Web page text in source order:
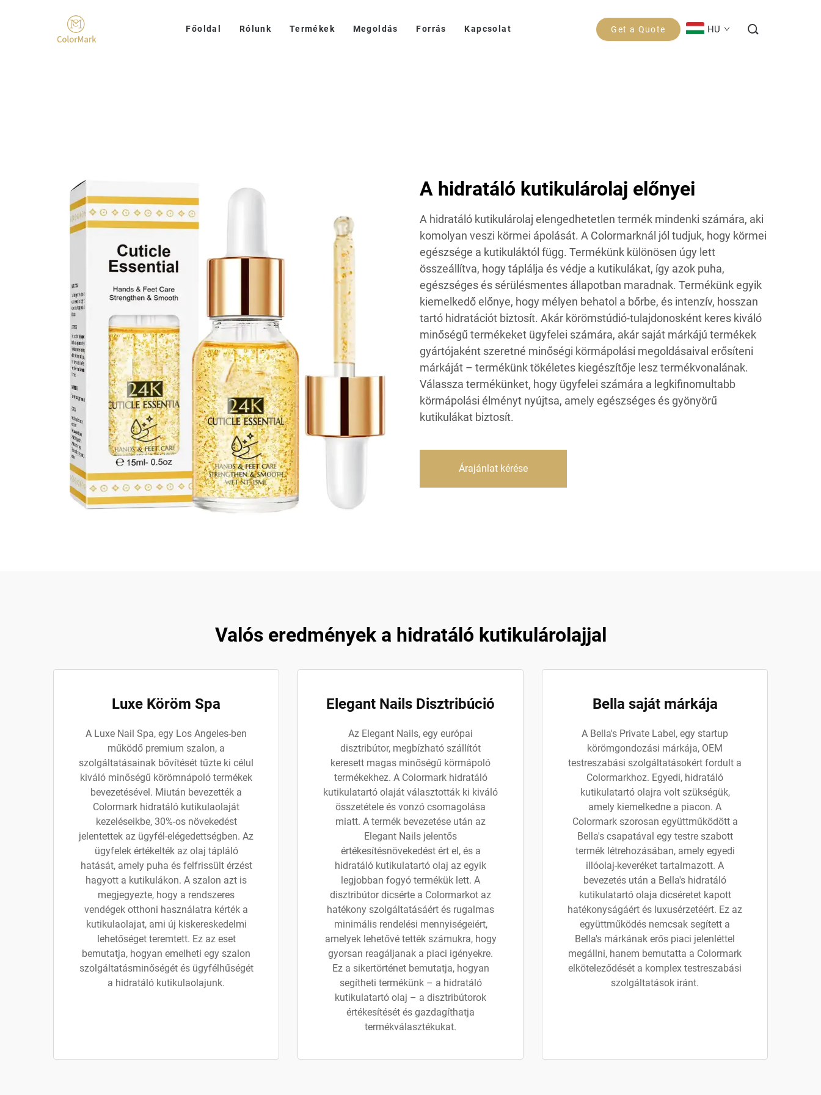
Főoldal Rólunk Termékek Megoldás Forrás Kapcsolat Get a Quote HU
A hidratáló kutikulárolaj előnyei
A hidratáló kutikulárolaj elengedhetetlen termék mindenki számára, aki
komolyan veszi körmei ápolását. A Colormarknál jól tudjuk, hogy körmei
egészsége a kutikuláktól függ. Termékünk különösen úgy lett
összeállítva, hogy táplálja és védje a kutikulákat, így azok puha,
egészséges és sérülésmentes állapotban maradnak. Termékünk egyik
kiemelkedő előnye, hogy mélyen behatol a bőrbe, és intenzív, hosszan
tartó hidratációt biztosít. Akár körömstúdió-tulajdonosként keres kiváló
minőségű termékeket ügyfelei számára, akár saját márkájú termékek
gyártójaként szeretné minőségi körmápolási megoldásaival erősíteni
márkáját – termékünk tökéletes kiegészítője lesz termékvonalának.
Válassza termékünket, hogy ügyfelei számára a legkifinomultabb
körmápolási élményt nyújtsa, amely egészséges és gyönyörű
kutikulákat biztosít.
Árajánlat kérése
Valós eredmények a hidratáló kutikulárolajjal
Luxe Köröm Spa
A Luxe Nail Spa, egy Los Angeles-ben
működő premium szalon, a
szolgáltatásainak bővítését tűzte ki célul
kiváló minőségű körömnápoló termékek
bevezetésével. Miután bevezették a
Colormark hidratáló kutikulaolaját
kezeléseikbe, 30%-os növekedést
jelentettek az ügyfél-elégedettségben. Az
ügyfelek értékelték az olaj tápláló
hatását, amely puha és felfrissült érzést
hagyott a kutikulákon. A szalon azt is
megjegyezte, hogy a rendszeres
vendégek otthoni használatra kérték a
kutikulaolajat, ami új kiskereskedelmi
lehetőséget teremtett. Ez az eset
bemutatja, hogyan emelheti egy szalon
szolgáltatásminőségét és ügyfélhűségét
a hidratáló kutikulaolajunk.
Elegant Nails Disztribúció
Az Elegant Nails, egy európai
disztribútor, megbízható szállítót
keresett magas minőségű körmápoló
termékekhez. A Colormark hidratáló
kutikulatartó olaját választották ki kiváló
összetétele és vonzó csomagolása
miatt. A termék bevezetése után az
Elegant Nails jelentős
értékesítésnövekedést ért el, és a
hidratáló kutikulatartó olaj az egyik
legjobban fogyó termékük lett. A
disztribútor dicsérte a Colormarkot az
hatékony szolgáltatásáért és rugalmas
minimális rendelési mennyiségeiért,
amelyek lehetővé tették számukra, hogy
gyorsan reagáljanak a piaci igényekre.
Ez a sikertörténet bemutatja, hogyan
segítheti termékünk – a hidratáló
kutikulatartó olaj – a disztribútorok
értékesítését és gazdagíthatja
termékválasztékukat.
Bella saját márkája
A Bella's Private Label, egy startup
körömgondozási márkája, OEM
testreszabási szolgáltatásokért fordult a
Colormarkhoz. Egyedi, hidratáló
kutikulatartó olajra volt szükségük,
amely kiemelkedne a piacon. A
Colormark szorosan együttműködött a
Bella's csapatával egy testre szabott
termék létrehozásában, amely egyedi
illóolaj-keveréket tartalmazott. A
bevezetés után a Bella's hidratáló
kutikulatartó olaja dicséretet kapott
hatékonyságáért és luxusérzetéért. Ez az
együttműködés nemcsak segített a
Bella's márkának erős piaci jelenléttel
megállni, hanem bemutatta a Colormark
elköteleződését a komplex testreszabási
szolgáltatások iránt.